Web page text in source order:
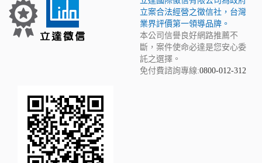
立案合法經營之徵信社，台灣
業界評價第一領導品牌。
本公司信譽良好網路推薦不
斷，案件使命必達是您安心委
託之選擇。
免付費諮詢專線:0800-012-312